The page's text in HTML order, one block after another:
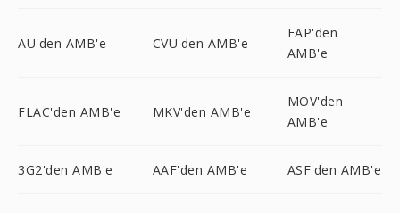
AU'den AMB'e CVU'den AMB'e
FAP'den
AMB'e
FLAC'den AMB'e MKV'den AMB'e
MOV'den
AMB'e
3G2'den AMB'e AAF'den AMB'e ASF'den AMB'e